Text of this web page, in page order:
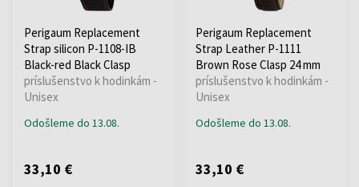
Perigaum Replacement
Strap silicon P-1108-IB
Black-red Black Clasp
príslušenstvo k hodinkám -
Unisex
Odošleme do 13.08.
33,10 €
Perigaum Replacement
Strap Leather P-1111
Brown Rose Clasp 24 mm
príslušenstvo k hodinkám -
Unisex
Odošleme do 13.08.
33,10 €